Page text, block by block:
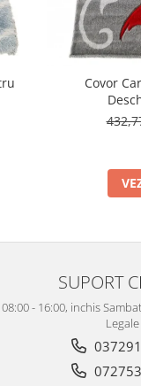
Covor
SUPORT
- 16:00, inchis
Legale